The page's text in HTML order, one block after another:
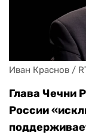
Иван Краснов /
Глава Чечни
России